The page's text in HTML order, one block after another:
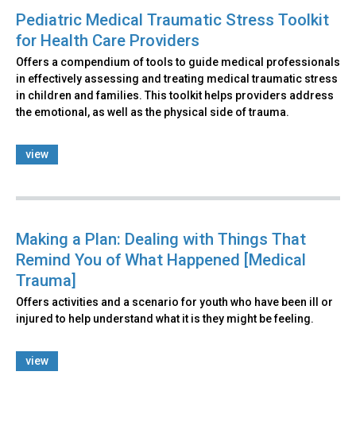
Pediatric Medical Traumatic Stress Toolkit
for Health Care Providers
Offers a compendium of tools to guide medical professionals
in effectively assessing and treating medical traumatic stress
in children and families. This toolkit helps providers address
the emotional, as well as the physical side of trauma.
view
Making a Plan: Dealing with Things That
Remind You of What Happened [Medical
Trauma]
Offers activities and a scenario for youth who have been ill or
injured to help understand what it is they might be feeling.
view